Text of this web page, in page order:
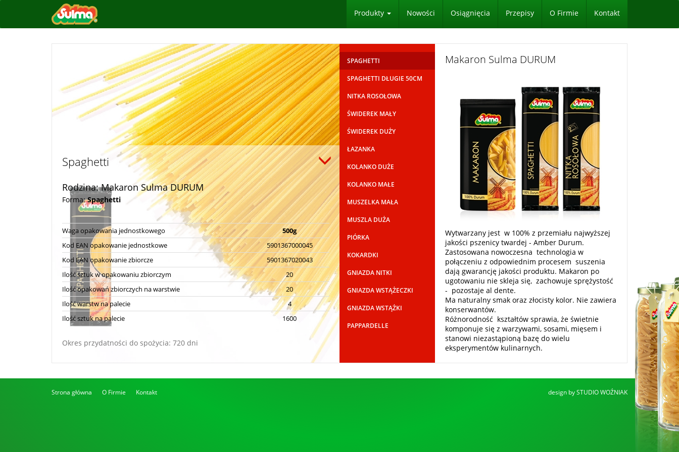
Produkty Nowości Osiągnięcia Przepisy O Firmie Kontakt
Spaghetti
Rodzina: Makaron Sulma DURUM
Forma:Spaghetti
Waga opakowania jednostkowego
500g
Kod EAN opakowanie jednostkowe
5901367000045
Kod EAN opakowanie zbiorcze
5901367020043
Ilość sztuk w opakowaniu zbiorczym
20
Ilość opakowań zbiorczych na warstwie
20
Ilość warstw na palecie
4
Ilość sztuk na palecie
1600
Okres przydatności do spożycia: 720 dni
SPAGHETTI
SPAGHETTI DŁUGIE 50CM
NITKA ROSOŁOWA
ŚWIDEREK MAŁY
ŚWIDEREK DUŻY
ŁAZANKA
KOLANKO DUŻE
KOLANKO MAŁE
MUSZELKA MAŁA
MUSZLA DUŻA
PIÓRKA
KOKARDKI
GNIAZDA NITKI
GNIAZDA WSTĄŻECZKI
GNIAZDA WSTĄŻKI
PAPPARDELLE
Makaron Sulma DURUM
Wytwarzany jest w 100% z przemiału najwyższej
jakości pszenicy twardej - Amber Durum.
Zastosowana nowoczesna technologia w
połączeniu z odpowiednim procesem suszenia
dają gwarancję jakości produktu. Makaron po
ugotowaniu nie skleja się, zachowuje sprężystość
- pozostaje al dente.
Ma naturalny smak oraz złocisty kolor. Nie zawiera
konserwantów.
Różnorodność kształtów sprawia, że świetnie
komponuje się z warzywami, sosami, mięsem i
stanowi niezastąpioną bazę do wielu
eksperymentów kulinarnych.
Strona główna O Firmie Kontakt design bySTUDIO WOŹNIAK